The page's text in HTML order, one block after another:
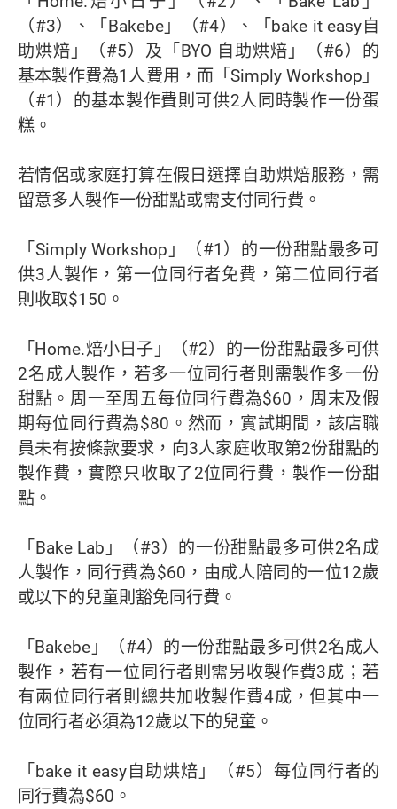
（#3）、「Bakebe」（#4）、「bake it easy自
助烘焙」（#5）及「BYO 自助烘焙」（#6）的
基本製作費為1人費用，而「Simply Workshop」
（#1）的基本製作費則可供2人同時製作一份蛋
糕。
若情侶或家庭打算在假日選擇自助烘焙服務，需
留意多人製作一份甜點或需支付同行費。
「Simply Workshop」（#1）的一份甜點最多可
供3人製作，第一位同行者免費，第二位同行者
則收取$150。
「Home.焙小日子」（#2）的一份甜點最多可供
2名成人製作，若多一位同行者則需製作多一份
甜點。周一至周五每位同行費為$60，周末及假
期每位同行費為$80。然而，實試期間，該店職
員未有按條款要求，向3人家庭收取第2份甜點的
製作費，實際只收取了2位同行費，製作一份甜
點。
「Bake Lab」（#3）的一份甜點最多可供2名成
人製作，同行費為$60，由成人陪同的一位12歲
或以下的兒童則豁免同行費。
「Bakebe」（#4）的一份甜點最多可供2名成人
製作，若有一位同行者則需另收製作費3成；若
有兩位同行者則總共加收製作費4成，但其中一
位同行者必須為12歲以下的兒童。
「bake it easy自助烘焙」（#5）每位同行者的
同行費為$60。